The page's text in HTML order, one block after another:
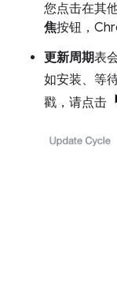
您点击在其
焦按钮，
更新周期表
如安装、等
戳，请点击